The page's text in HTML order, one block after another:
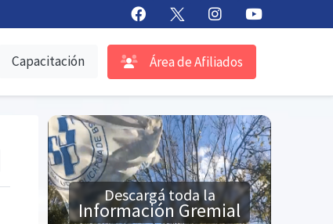
Capacitación Área de Afiliados
Descargá toda la
Información Gremial